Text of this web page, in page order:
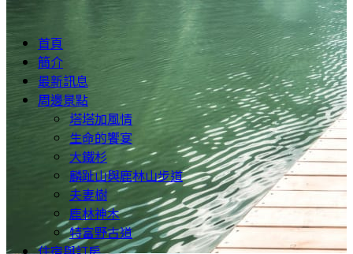
首頁
簡介
最新訊息
周邊景點
塔塔加風情
生命的饗宴
大鐵杉
麟趾山與鹿林山步道
夫妻樹
鹿林神木
特富野古道